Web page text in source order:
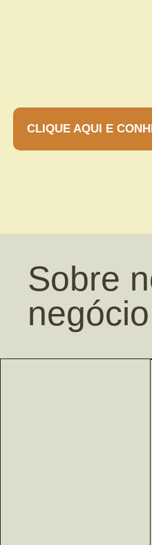
CLIQUE AQUI E
Sobre
negócio